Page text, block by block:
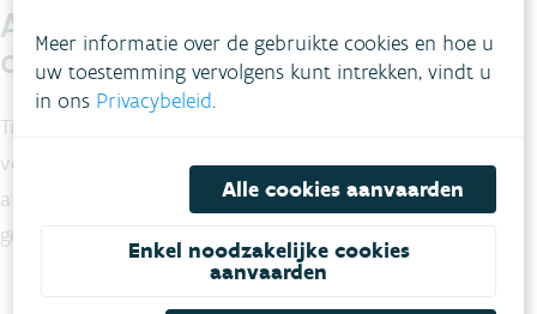
Afbraakwerken en
oeverbescherming
Tijdens de werken werden enkele oude koterijen van
voormalige weekendverblijven afgebroken. Het aanwezige
afval dat doorheen de jaren werd opgestapeld in het
gebied werd vakkundig verwijderd.
Meer informatie over de gebruikte cookies en hoe u
uw toestemming vervolgens kunt intrekken, vindt u
in ons Privacybeleid.
Alle cookies aanvaarden
Enkel noodzakelijke cookies
aanvaarden